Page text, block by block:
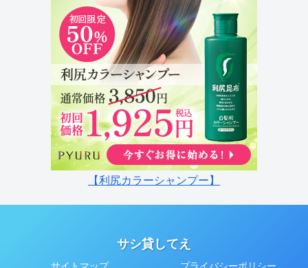
【利尻カラーシャンプー】
サシ貸してえ